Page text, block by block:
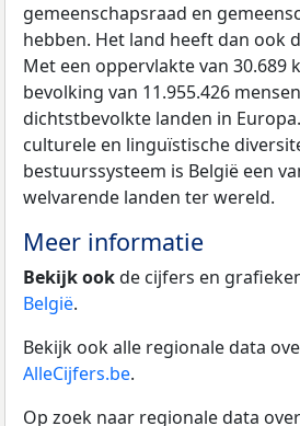
gemeenschapsraad en
hebben. Het land heeft dan ook
Met een oppervlakte van 30.689
bevolking van 11.955.426
dichtstbevolkte landen in
culturele en linguïstische
bestuurssysteem is België een
welvarende landen ter wereld.
Meer informatie
Bekijk ookde cijfers en
België.
Bekijk ook alle regionale data
AlleCijfers.be.
Op zoek naar regionale data